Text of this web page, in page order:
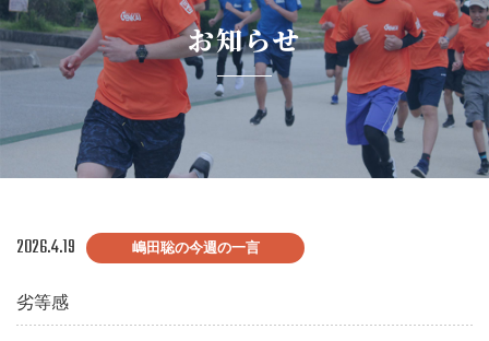
お知らせ
2026.4.19 嶋田聡の今週の一言
劣等感